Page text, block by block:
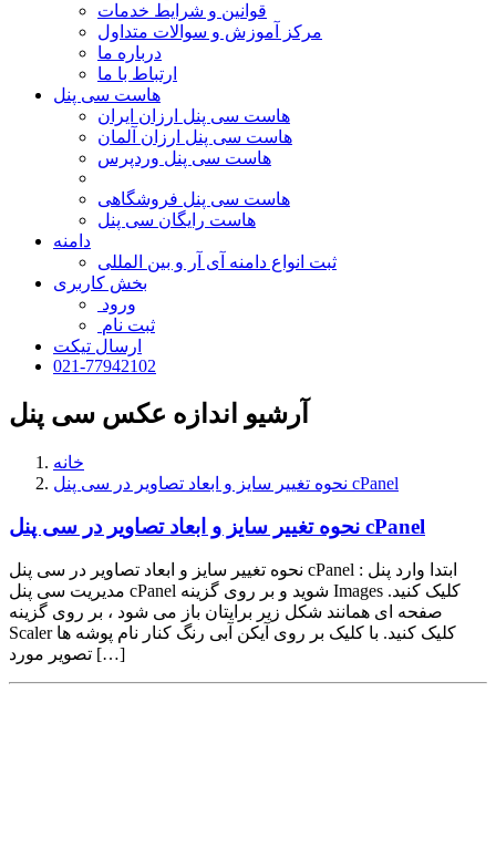
قوانین و شرایط خدمات
مرکز آموزش و سوالات متداول
درباره ما
ارتباط با ما
هاست سی پنل
هاست سی پنل ارزان ایران
هاست سی پنل ارزان آلمان
هاست سی پنل وردپرس
هاست سی پنل فروشگاهی
هاست رایگان سی پنل
دامنه
ثبت انواع دامنه آی آر و بین المللی
بخش کاربری
ورود
ثبت نام
ارسال تیکت
021-77942102
آرشیو اندازه عکس سی پنل
خانه
نحوه تغییر سایز و ابعاد تصاویر در سی پنل cPanel
نحوه تغییر سایز و ابعاد تصاویر در سی پنل cPanel
نحوه تغییر سایز و ابعاد تصاویر در سی پنل cPanel : ابتدا وارد پنل
مدیریت سی پنل cPanel شوید و بر روی گزینه Images کلیک کنید.
صفحه ای همانند شکل زیر برایتان باز می شود ، بر روی گزینه
Scaler کلیک کنید. با کلیک بر روی آیکن آبی رنگ کنار نام پوشه ها
تصویر مورد […]